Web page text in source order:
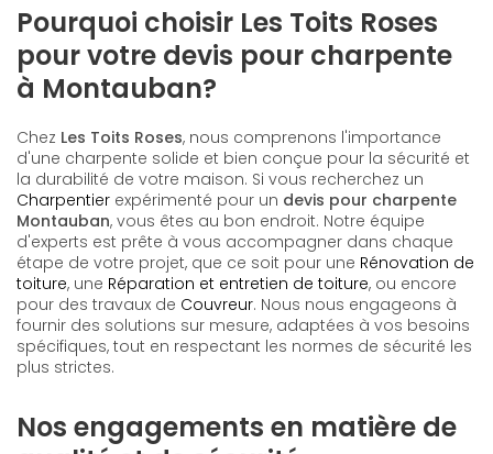
Pourquoi choisir Les Toits Roses
pour votre devis pour charpente
à Montauban?
Chez Les Toits Roses, nous comprenons l'importance
d'une charpente solide et bien conçue pour la sécurité et
la durabilité de votre maison. Si vous recherchez un
Charpentier expérimenté pour un devis pour charpente
Montauban, vous êtes au bon endroit. Notre équipe
d'experts est prête à vous accompagner dans chaque
étape de votre projet, que ce soit pour une Rénovation de
toiture, une Réparation et entretien de toiture, ou encore
pour des travaux de Couvreur. Nous nous engageons à
fournir des solutions sur mesure, adaptées à vos besoins
spécifiques, tout en respectant les normes de sécurité les
plus strictes.
Nos engagements en matière de